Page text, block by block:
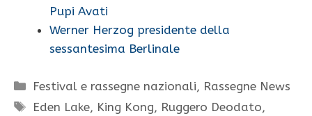
Pupi Avati
Werner Herzog presidente della
sessantesima Berlinale
Categorie
Festival e rassegne nazionali, Rassegne News
Tag
Eden Lake, King Kong, Ruggero Deodato,